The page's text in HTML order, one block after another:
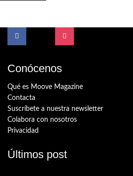
Conócenos
Qué es Moove Magazine
Contacta
Suscríbete a nuestra newsletter
Colabora con nosotros
Privacidad
Últimos post